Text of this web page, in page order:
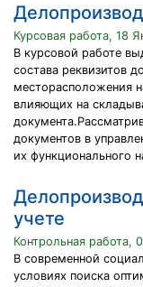
Курсовая работа, 18
В курсовой работе
состава реквизитов
месторасположения
влияющих на
документов в
их функционального
учете
Контрольная работа,
В современной
условиях поиска